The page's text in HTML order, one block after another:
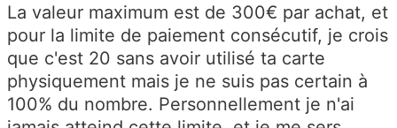
La valeur maximum est de 300€ par achat, et
pour la limite de paiement consécutif, je crois
que c'est 20 sans avoir utilisé ta carte
physiquement mais je ne suis pas certain à
100% du nombre. Personnellement je n'ai